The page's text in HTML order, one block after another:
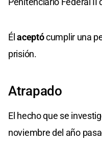
Élaceptócumplir una
prisión.
Atrapado
El hecho que se
noviembre del año